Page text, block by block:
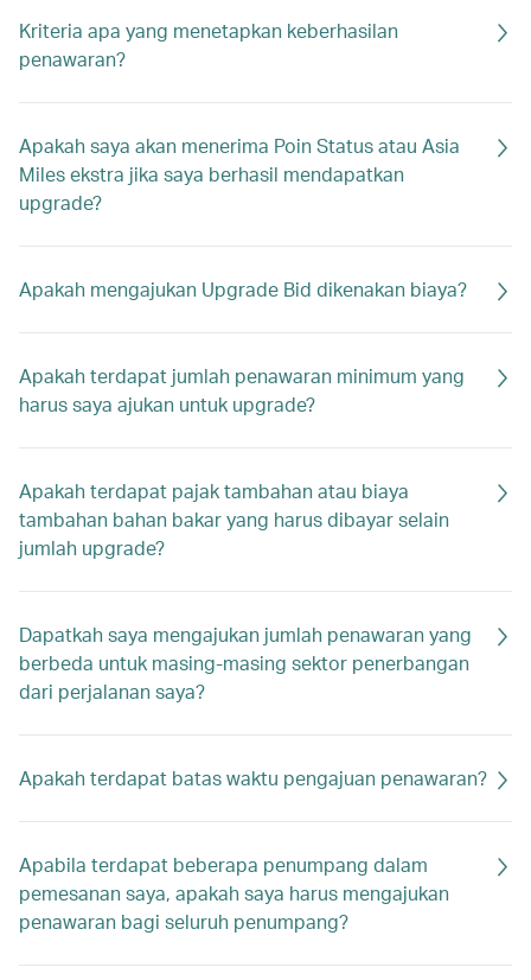
Kriteria apa yang menetapkan keberhasilan
penawaran?
Apakah saya akan menerima Poin Status atau Asia
Miles ekstra jika saya berhasil mendapatkan
upgrade?
Apakah mengajukan Upgrade Bid dikenakan biaya?
Apakah terdapat jumlah penawaran minimum yang
harus saya ajukan untuk upgrade?
Apakah terdapat pajak tambahan atau biaya
tambahan bahan bakar yang harus dibayar selain
jumlah upgrade?
Dapatkah saya mengajukan jumlah penawaran yang
berbeda untuk masing-masing sektor penerbangan
dari perjalanan saya?
Apakah terdapat batas waktu pengajuan penawaran?
Apabila terdapat beberapa penumpang dalam
pemesanan saya, apakah saya harus mengajukan
penawaran bagi seluruh penumpang?